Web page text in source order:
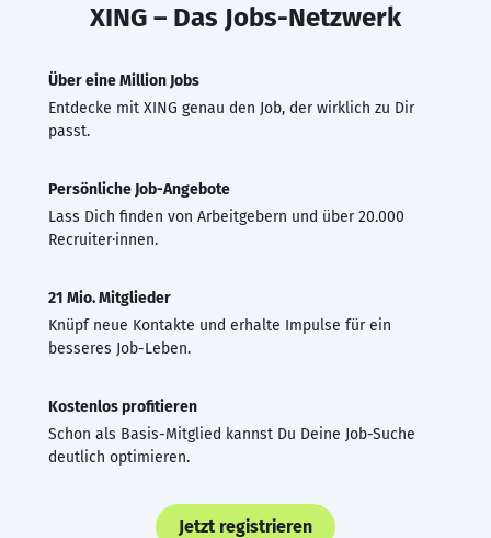
XING – Das Jobs-Netzwerk
Über eine Million Jobs
Entdecke mit XING genau den Job, der wirklich zu Dir
passt.
Persönliche Job-Angebote
Lass Dich finden von Arbeitgebern und über 20.000
Recruiter·innen.
21 Mio. Mitglieder
Knüpf neue Kontakte und erhalte Impulse für ein
besseres Job-Leben.
Kostenlos profitieren
Schon als Basis-Mitglied kannst Du Deine Job-Suche
deutlich optimieren.
Jetzt registrieren